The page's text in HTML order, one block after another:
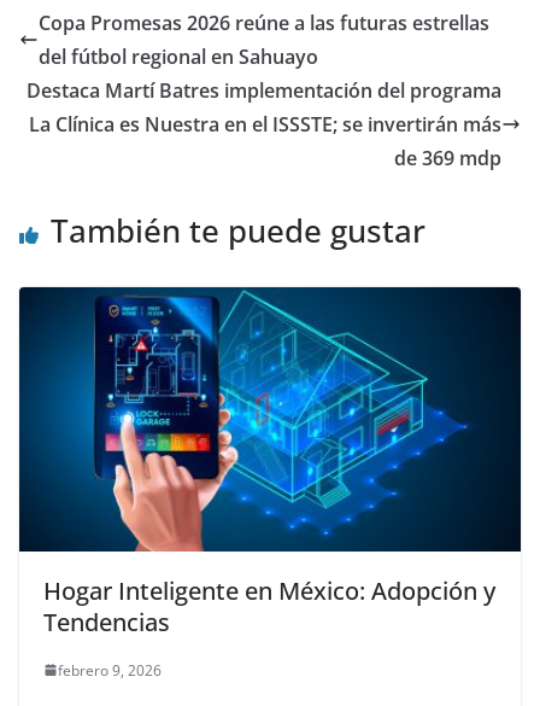
Copa Promesas 2026 reúne a las futuras estrellas
del fútbol regional en Sahuayo
Destaca Martí Batres implementación del programa
La Clínica es Nuestra en el ISSSTE; se invertirán más
de 369 mdp
También te puede gustar
Hogar Inteligente en México: Adopción y
Tendencias
febrero 9, 2026